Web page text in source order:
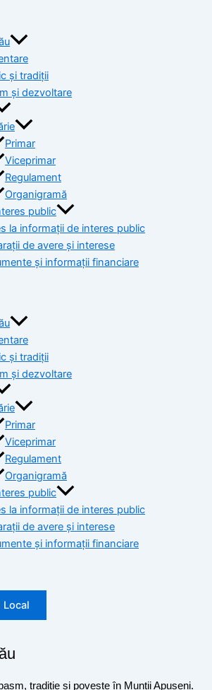
și tradiții
și dezvoltare
Primar
Viceprimar
Regulament
Organigramă
public
la informații de interes public
de avere și interese
și informații financiare
și tradiții
și dezvoltare
Primar
Viceprimar
Regulament
Organigramă
public
la informații de interes public
de avere și interese
și informații financiare
tradiție și poveste în Munții Apuseni.